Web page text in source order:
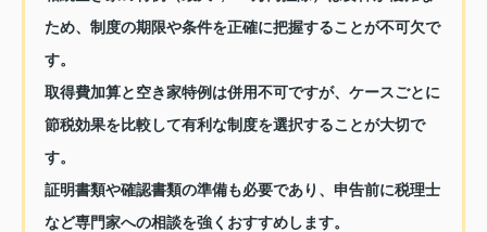
ため、制度の期限や条件を正確に把握することが不可欠で
す。
取得費加算と空き家特例は併用不可ですが、ケースごとに
節税効果を比較して有利な制度を選択することが大切で
す。
証明書類や確認書類の準備も必要であり、申告前に税理士
など専門家への相談を強くおすすめします。